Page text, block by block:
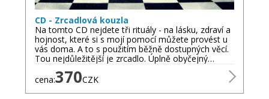
CD - Zrcadlová kouzla
Na tomto CD nejdete tři rituály - na lásku, zdraví a
hojnost, které si s mojí pomocí můžete provést u
vás doma. A to s použitím běžně dostupných věcí.
Tou nejdůležitější je zrcadlo. Úplně obyčejný…
cena:370CZK